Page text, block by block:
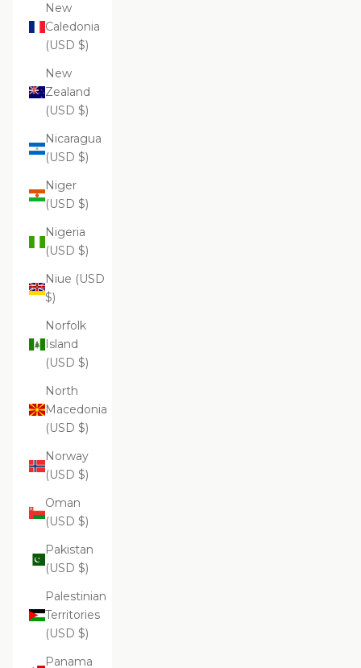
New
Caledonia
(USD $)
New
Zealand
(USD $)
Nicaragua
(USD $)
Niger
(USD $)
Nigeria
(USD $)
Niue (USD
$)
Norfolk
Island
(USD $)
North
Macedonia
(USD $)
Norway
(USD $)
Oman
(USD $)
Pakistan
(USD $)
Palestinian
Territories
(USD $)
Panama